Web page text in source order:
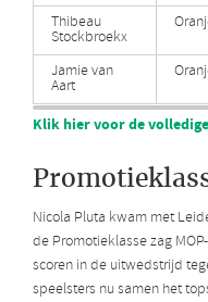
Thibeau
Stockbroekx
Jamie van
Aart
Klik hier voor de
Nicola Pluta kwam met
de Promotieklasse zag
scoren in de uitwedstrijd
speelsters nu samen het